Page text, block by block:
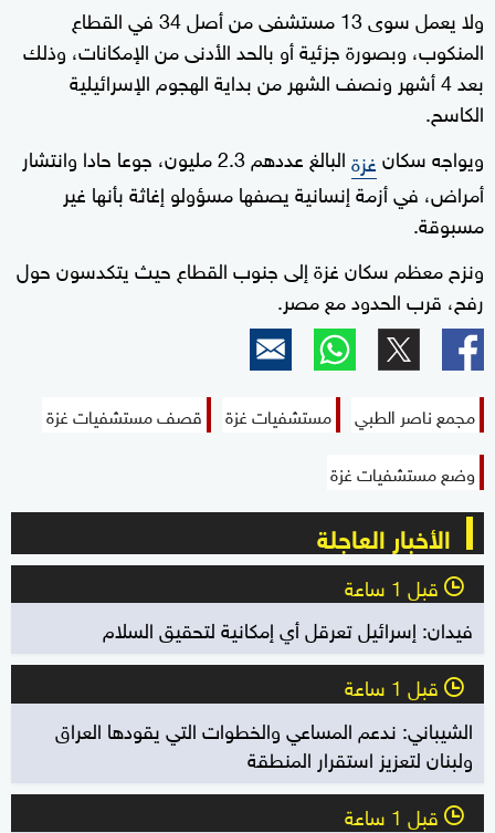
ولا يعمل سوى 13 مستشفى من أصل 34 في القطاع
المنكوب، وبصورة جزئية أو بالحد الأدنى من الإمكانات، وذلك
بعد 4 أشهر ونصف الشهر من بداية الهجوم الإسرائيلية
الكاسح.
ويواجه سكانغزة
البالغ عددهم 2.3 مليون، جوعا حادا وانتشار
أمراض، في أزمة إنسانية يصفها مسؤولو إغاثة بأنها غير
مسبوقة.
ونزح معظم سكان غزة إلى جنوب القطاع حيث يتكدسون حول
رفح، قرب الحدود مع مصر.
مجمع ناصر الطبي مستشفيات غزة
قصف مستشفيات غزة
وضع مستشفيات غزة
الأخبار العاجلة
l قبل 1 ساعة
فيدان: إسرائيل تعرقل أي إمكانية لتحقيق السلام
l قبل 1 ساعة
الشيباني: ندعم المساعي والخطوات التي يقودها العراق
ولبنان لتعزيز استقرار المنطقة
l قبل 1 ساعة